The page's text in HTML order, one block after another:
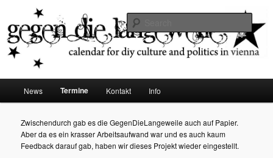
Gegen die Langeweile
diy dates vienna
Skip
to
primary
News Termine Kontakt Info
Zwischendurch gab es die GegenDieLangeweile auch auf Papier.
Aber da es ein krasser Arbeitsaufwand war und es auch kaum
Feedback darauf gab, haben wir dieses Projekt wieder eingestellt.
02:00
03:00
04:00
05:00